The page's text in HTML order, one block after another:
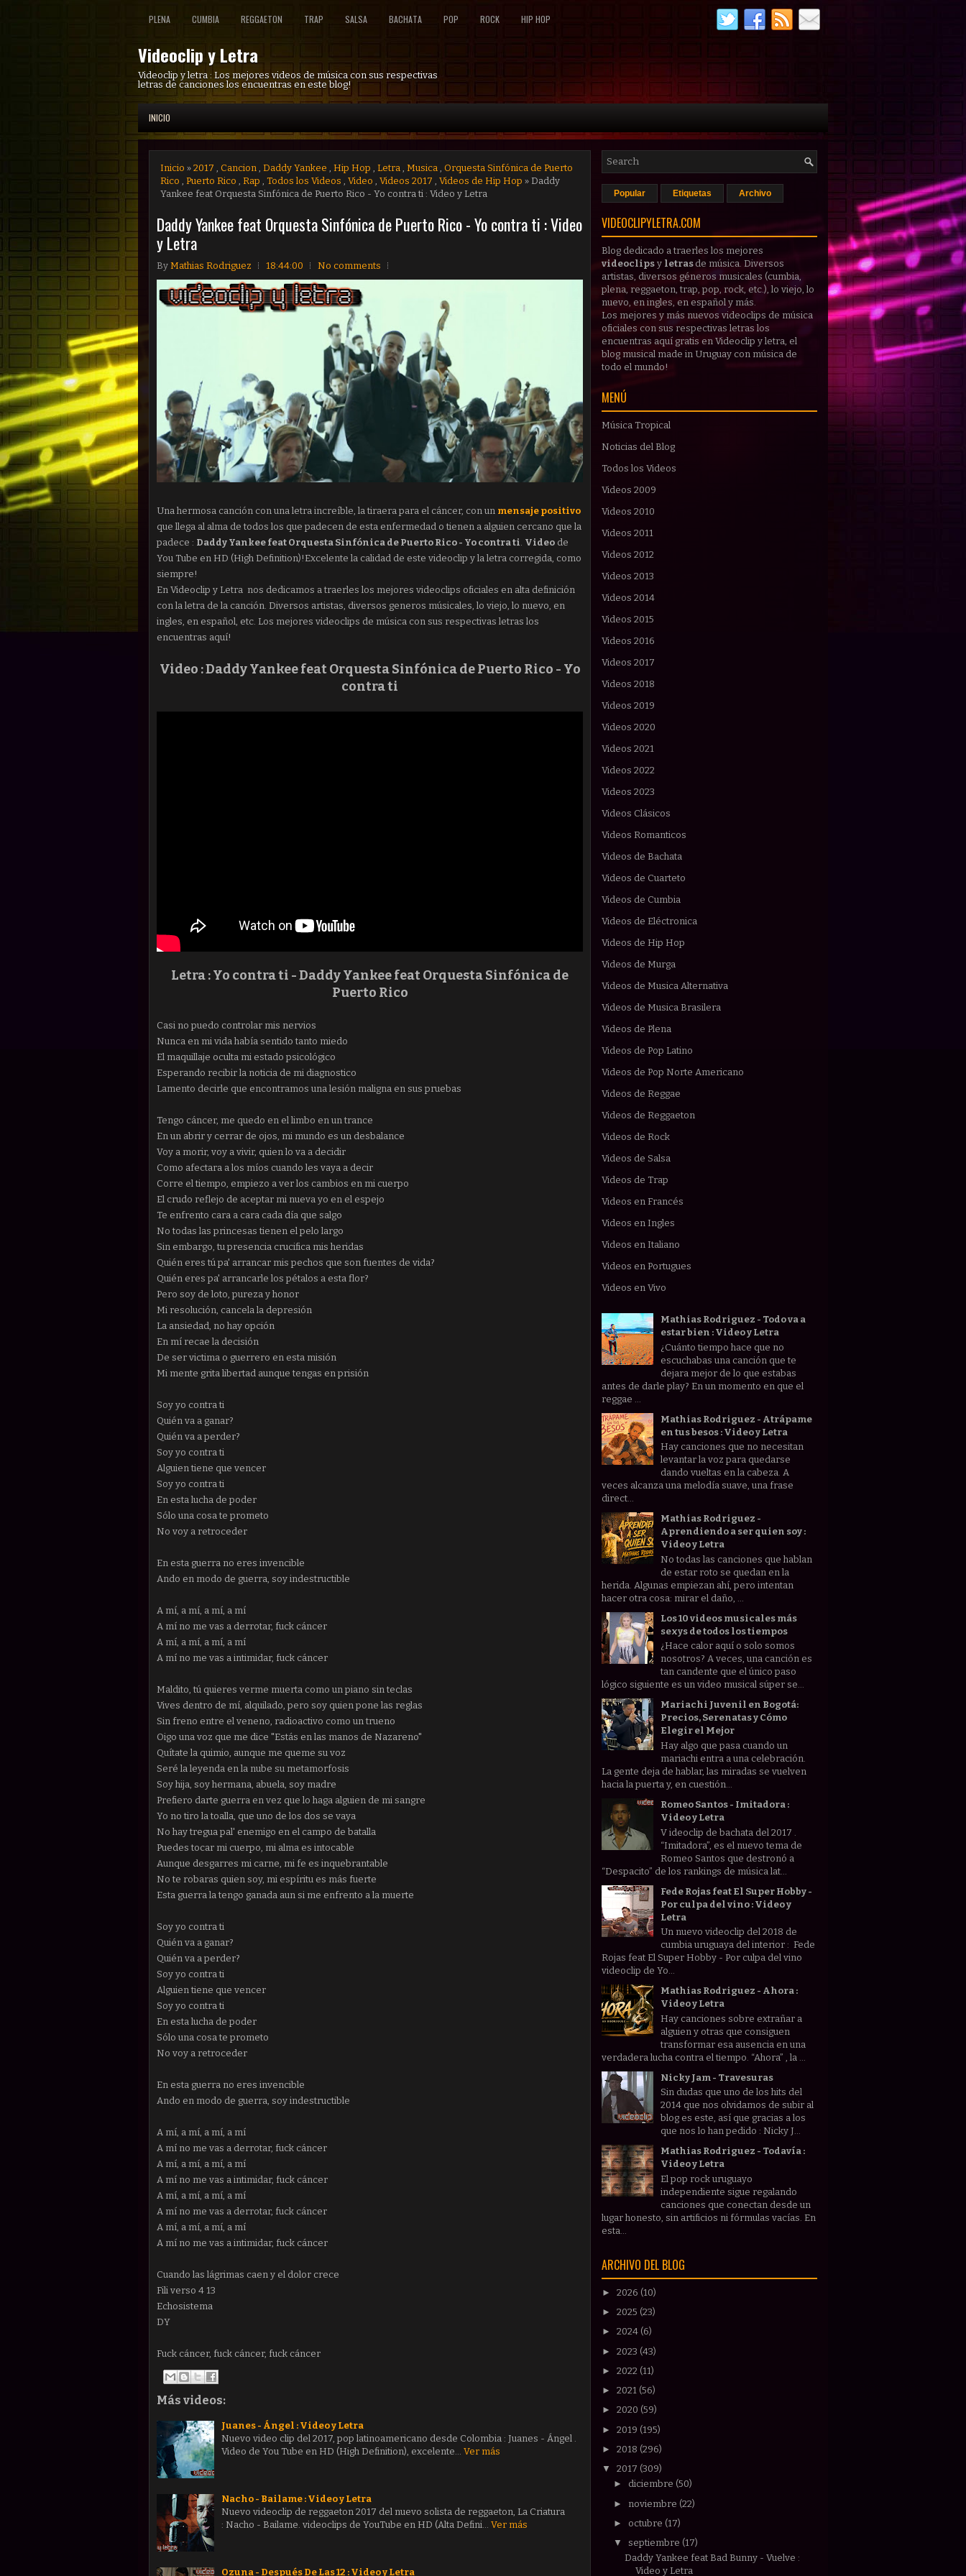
PLENA CUMBIA REGGAETON TRAP SALSA BACHATA POP ROCK HIP HOP
Videoclip y Letra
Videoclip y letra : Los mejores videos de música con sus respectivas
letras de canciones los encuentras en este blog!
INICIO
Inicio » 2017 , Cancion , Daddy Yankee , Hip Hop , Letra , Musica , Orquesta Sinfónica de Puerto
Rico , Puerto Rico , Rap , Todos los Videos , Video , Videos 2017 , Videos de Hip Hop » Daddy
Yankee feat Orquesta Sinfónica de Puerto Rico - Yo contra ti : Video y Letra
Daddy Yankee feat Orquesta Sinfónica de Puerto Rico - Yo contra ti : Video
y Letra
By Mathias Rodriguez 18:44:00 No comments
Una hermosa canción con una letra increíble, la tiraera para el cáncer, con un mensaje positivo
que llega al alma de todos los que padecen de esta enfermedad o tienen a alguien cercano que la
padece : Daddy Yankee feat Orquesta Sinfónica de Puerto Rico - Yo contra ti. Video de
You Tube en HD (High Definition)!Excelente la calidad de este videoclip y la letra corregida, como
siempre!
En Videoclip y Letra nos dedicamos a traerles los mejores videoclips oficiales en alta definición
con la letra de la canción. Diversos artistas, diversos generos músicales, lo viejo, lo nuevo, en
ingles, en español, etc. Los mejores videoclips de música con sus respectivas letras los
encuentras aquí!
Video :Daddy Yankee feat Orquesta Sinfónica de Puerto Rico - Yo
contra ti
Letra : Yo contra ti -Daddy Yankee feat Orquesta Sinfónica de
Puerto Rico
Casi no puedo controlar mis nervios
Nunca en mi vida había sentido tanto miedo
El maquillaje oculta mi estado psicológico
Esperando recibir la noticia de mi diagnostico
Lamento decirle que encontramos una lesión maligna en sus pruebas
Tengo cáncer, me quedo en el limbo en un trance
En un abrir y cerrar de ojos, mi mundo es un desbalance
Voy a morir, voy a vivir, quien lo va a decidir
Como afectara a los míos cuando les vaya a decir
Corre el tiempo, empiezo a ver los cambios en mi cuerpo
El crudo reflejo de aceptar mi nueva yo en el espejo
Te enfrento cara a cara cada día que salgo
No todas las princesas tienen el pelo largo
Sin embargo, tu presencia crucifica mis heridas
Quién eres tú pa' arrancar mis pechos que son fuentes de vida?
Quién eres pa' arrancarle los pétalos a esta flor?
Pero soy de loto, pureza y honor
Mi resolución, cancela la depresión
La ansiedad, no hay opción
En mí recae la decisión
De ser victima o guerrero en esta misión
Mi mente grita libertad aunque tengas en prisión
Soy yo contra ti
Quién va a ganar?
Quién va a perder?
Soy yo contra ti
Alguien tiene que vencer
Soy yo contra ti
En esta lucha de poder
Sólo una cosa te prometo
No voy a retroceder
En esta guerra no eres invencible
Ando en modo de guerra, soy indestructible
A mí, a mí, a mí, a mí
A mí no me vas a derrotar, fuck cáncer
A mí, a mí, a mí, a mí
A mí no me vas a intimidar, fuck cáncer
Maldito, tú quieres verme muerta como un piano sin teclas
Vives dentro de mí, alquilado, pero soy quien pone las reglas
Sin freno entre el veneno, radioactivo como un trueno
Oigo una voz que me dice "Estás en las manos de Nazareno"
Quítate la quimio, aunque me queme su voz
Seré la leyenda en la nube su metamorfosis
Soy hija, soy hermana, abuela, soy madre
Prefiero darte guerra en vez que lo haga alguien de mi sangre
Yo no tiro la toalla, que uno de los dos se vaya
No hay tregua pal' enemigo en el campo de batalla
Puedes tocar mi cuerpo, mi alma es intocable
Aunque desgarres mi carne, mi fe es inquebrantable
No te robaras quien soy, mi espíritu es más fuerte
Esta guerra la tengo ganada aun si me enfrento a la muerte
Soy yo contra ti
Quién va a ganar?
Quién va a perder?
Soy yo contra ti
Alguien tiene que vencer
Soy yo contra ti
En esta lucha de poder
Sólo una cosa te prometo
No voy a retroceder
En esta guerra no eres invencible
Ando en modo de guerra, soy indestructible
A mí, a mí, a mí, a mí
A mí no me vas a derrotar, fuck cáncer
A mí, a mí, a mí, a mí
A mí no me vas a intimidar, fuck cáncer
A mí, a mí, a mí, a mí
A mí no me vas a derrotar, fuck cáncer
A mí, a mí, a mí, a mí
A mí no me vas a intimidar, fuck cáncer
Cuando las lágrimas caen y el dolor crece
Fili verso 4 13
Echosistema
DY
Fuck cáncer, fuck cáncer, fuck cáncer
Más videos:
Juanes - Ángel : Video y Letra
Nuevo video clip del 2017, pop latinoamericano desde Colombia : Juanes - Ángel .
Video de You Tube en HD (High Definition), excelente… Ver más
Nacho - Bailame : Video y Letra
Nuevo videoclip de reggaeton 2017 del nuevo solista de reggaeton, La Criatura
: Nacho - Bailame. videoclips de YouTube en HD (Alta Defini… Ver más
Ozuna - Después De Las 12 : Video y Letra
Popular Etiquetas Archivo
VIDEOCLIPYLETRA.COM
Blog dedicado a traerles los mejores
videoclips y letras de música. Diversos
artistas, diversos géneros musicales (cumbia,
plena, reggaeton, trap, pop, rock, etc.), lo viejo, lo
nuevo, en ingles, en español y más.
Los mejores y más nuevos videoclips de música
oficiales con sus respectivas letras los
encuentras aquí gratis en Videoclip y letra, el
blog musical made in Uruguay con música de
todo el mundo!
MENÚ
Música Tropical
Noticias del Blog
Todos los Videos
Videos 2009
Videos 2010
Videos 2011
Videos 2012
Videos 2013
Videos 2014
Videos 2015
Videos 2016
Videos 2017
Videos 2018
Videos 2019
Videos 2020
Videos 2021
Videos 2022
Videos 2023
Videos Clásicos
Videos Romanticos
Videos de Bachata
Videos de Cuarteto
Videos de Cumbia
Videos de Eléctronica
Videos de Hip Hop
Videos de Murga
Videos de Musica Alternativa
Videos de Musica Brasilera
Videos de Plena
Videos de Pop Latino
Videos de Pop Norte Americano
Videos de Reggae
Videos de Reggaeton
Videos de Rock
Videos de Salsa
Videos de Trap
Videos en Francés
Videos en Ingles
Videos en Italiano
Videos en Portugues
Videos en Vivo
Mathias Rodriguez - Todo va a
estar bien : Video y Letra
¿Cuánto tiempo hace que no
escuchabas una canción que te
dejara mejor de lo que estabas
antes de darle play? En un momento en que el
reggae ...
Mathias Rodriguez - Atrápame
en tus besos : Video y Letra
Hay canciones que no necesitan
levantar la voz para quedarse
dando vueltas en la cabeza. A
veces alcanza una melodía suave, una frase
direct...
Mathias Rodriguez -
Aprendiendo a ser quien soy :
Video y Letra
No todas las canciones que hablan
de estar roto se quedan en la
herida. Algunas empiezan ahí, pero intentan
hacer otra cosa: mirar el daño, ...
Los 10 videos musicales más
sexys de todos los tiempos
¿Hace calor aquí o solo somos
nosotros? A veces, una canción es
tan candente que el único paso
lógico siguiente es un video musical súper se...
Mariachi Juvenil en Bogotá:
Precios, Serenatas y Cómo
Elegir el Mejor
Hay algo que pasa cuando un
mariachi entra a una celebración.
La gente deja de hablar, las miradas se vuelven
hacia la puerta y, en cuestión...
Romeo Santos - Imitadora :
Video y Letra
V ideoclip de bachata del 2017 .
“Imitadora”, es el nuevo tema de
Romeo Santos que destronó a
“Despacito” de los rankings de música lat...
Fede Rojas feat El Super Hobby -
Por culpa del vino : Video y
Letra
Un nuevo videoclip del 2018 de
cumbia uruguaya del interior : Fede
Rojas feat El Super Hobby - Por culpa del vino
videoclip de Yo...
Mathias Rodriguez - Ahora :
Video y Letra
Hay canciones sobre extrañar a
alguien y otras que consiguen
transformar esa ausencia en una
verdadera lucha contra el tiempo. “Ahora” , la ...
Nicky Jam - Travesuras
Sin dudas que uno de los hits del
2014 que nos olvidamos de subir al
blog es este, así que gracias a los
que nos lo han pedido : Nicky J...
Mathias Rodriguez - Todavía :
Video y Letra
El pop rock uruguayo
independiente sigue regalando
canciones que conectan desde un
lugar honesto, sin artificios ni fórmulas vacías. En
esta...
ARCHIVO DEL BLOG
► 2026 (10)
► 2025 (23)
► 2024 (6)
► 2023 (43)
► 2022 (11)
► 2021 (56)
► 2020 (59)
► 2019 (195)
► 2018 (296)
▼ 2017 (309)
► diciembre (50)
► noviembre (22)
► octubre (17)
▼ septiembre (17)
Daddy Yankee feat Bad Bunny - Vuelve :
Video y Letra